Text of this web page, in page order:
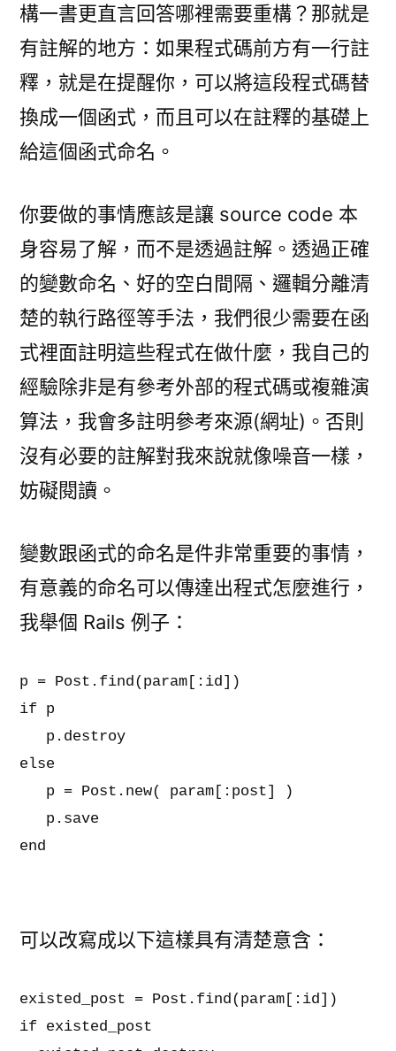
構一書更直言回答哪裡需要重構？那就是
有註解的地方：如果程式碼前方有一行註
釋，就是在提醒你，可以將這段程式碼替
換成一個函式，而且可以在註釋的基礎上
給這個函式命名。
你要做的事情應該是讓 source code 本
身容易了解，而不是透過註解。透過正確
的變數命名、好的空白間隔、邏輯分離清
楚的執行路徑等手法，我們很少需要在函
式裡面註明這些程式在做什麼，我自己的
經驗除非是有參考外部的程式碼或複雜演
算法，我會多註明參考來源(網址)。否則
沒有必要的註解對我來說就像噪音一樣，
妨礙閱讀。
變數跟函式的命名是件非常重要的事情，
有意義的命名可以傳達出程式怎麼進行，
我舉個 Rails 例子：
p = Post.find(param[:id])
if p
   p.destroy
else
   p = Post.new( param[:post] )
   p.save
可以改寫成以下這樣具有清楚意含：
existed_post = Post.find(param[:id])
if existed_post